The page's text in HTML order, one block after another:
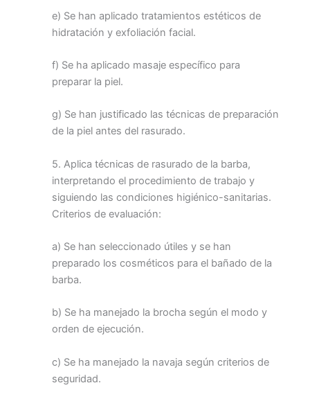
e) Se han aplicado tratamientos estéticos de
hidratación y exfoliación facial.
f) Se ha aplicado masaje específico para
preparar la piel.
g) Se han justificado las técnicas de preparación
de la piel antes del rasurado.
5. Aplica técnicas de rasurado de la barba,
interpretando el procedimiento de trabajo y
siguiendo las condiciones higiénico-sanitarias.
Criterios de evaluación:
a) Se han seleccionado útiles y se han
preparado los cosméticos para el bañado de la
barba.
b) Se ha manejado la brocha según el modo y
orden de ejecución.
c) Se ha manejado la navaja según criterios de
seguridad.